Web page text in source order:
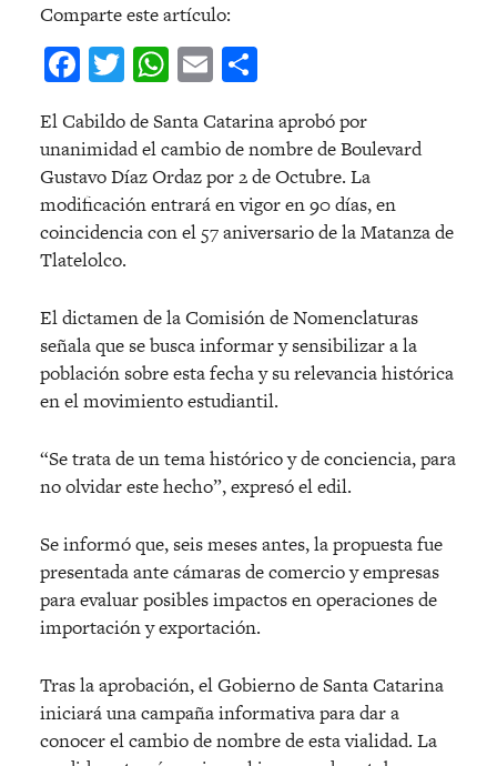
Comparte este artículo:
Facebook
Twitter
WhatsApp
Email
El Cabildo de Santa Catarina aprobó por
unanimidad el cambio de nombre de Boulevard
Gustavo Díaz Ordaz por 2 de Octubre. La
modificación entrará en vigor en 90 días, en
coincidencia con el 57 aniversario de la Matanza de
Tlatelolco.
El dictamen de la Comisión de Nomenclaturas
señala que se busca informar y sensibilizar a la
población sobre esta fecha y su relevancia histórica
en el movimiento estudiantil.
“Se trata de un tema histórico y de conciencia, para
no olvidar este hecho”, expresó el edil.
Se informó que, seis meses antes, la propuesta fue
presentada ante cámaras de comercio y empresas
para evaluar posibles impactos en operaciones de
importación y exportación.
Tras la aprobación, el Gobierno de Santa Catarina
iniciará una campaña informativa para dar a
conocer el cambio de nombre de esta vialidad. La